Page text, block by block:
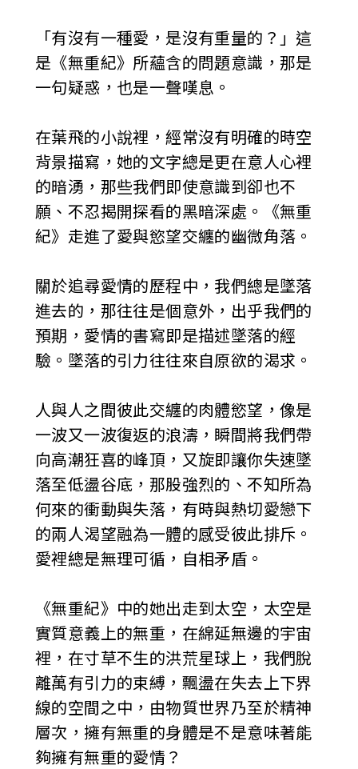
「有沒有一種愛，是沒有重量的？」這
是《無重紀》所蘊含的問題意識，那是
一句疑惑，也是一聲嘆息。
在葉飛的小說裡，經常沒有明確的時空
背景描寫，她的文字總是更在意人心裡
的暗湧，那些我們即使意識到卻也不
願、不忍揭開探看的黑暗深處。《無重
紀》走進了愛與慾望交纏的幽微角落。
關於追尋愛情的歷程中，我們總是墜落
進去的，那往往是個意外，出乎我們的
預期，愛情的書寫即是描述墜落的經
驗。墜落的引力往往來自原欲的渴求。
人與人之間彼此交纏的肉體慾望，像是
一波又一波復返的浪濤，瞬間將我們帶
向高潮狂喜的峰頂，又旋即讓你失速墜
落至低盪谷底，那股強烈的、不知所為
何來的衝動與失落，有時與熱切愛戀下
的兩人渴望融為一體的感受彼此排斥。
愛裡總是無理可循，自相矛盾。
《無重紀》中的她出走到太空，太空是
實質意義上的無重，在綿延無邊的宇宙
裡，在寸草不生的洪荒星球上，我們脫
離萬有引力的束縛，飄盪在失去上下界
線的空間之中，由物質世界乃至於精神
層次，擁有無重的身體是不是意味著能
夠擁有無重的愛情？